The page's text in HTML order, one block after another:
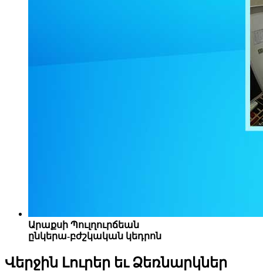
Արաքսի Պուլղուրճեան
ընկերա-բժշկական կեդրոն
Վերջին Լուրեր եւ Ձեռնարկներ